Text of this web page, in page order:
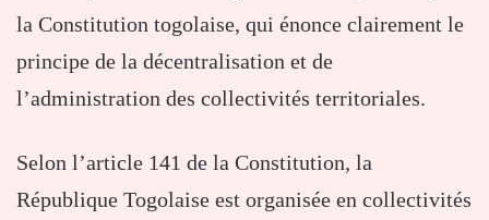
la Constitution togolaise, qui énonce clairement le
principe de la décentralisation et de
l’administration des collectivités territoriales.
Selon l’article 141 de la Constitution, la
République Togolaise est organisée en collectivités